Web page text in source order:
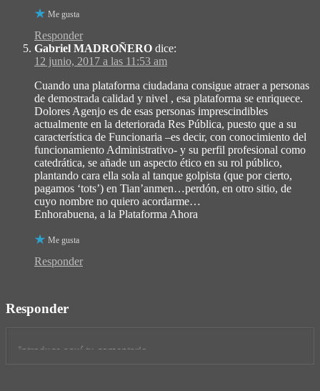
Me gusta
Responder
Gabriel MADROÑERO dice:
12 junio, 2017 a las 11:53 am
Cuando una plataforma ciudadana consigue atraer a personas
de demostrada calidad y nivel , esa plataforma se enriquece.
Dolores Agenjo es de esas personas imprescindibles
actualmente en la deteriorada Res Pública, puesto que a su
característica de Funcionaria –es decir, con conocimiento del
funcionamiento Administrativo- y su perfil profesional como
catedrática, se añade un aspecto ético en su rol público,
plantando cara ella sola al tanque golpista (que por cierto,
pagamos ‘tots’) en Tian’anmen…perdón, en otro sitio, de
cuyo nombre no quiero acordarme…
Enhorabuena, a la Plataforma Ahora
Me gusta
Responder
Responder